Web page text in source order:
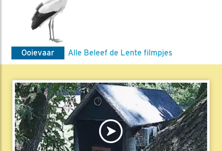
Ooievaar Alle Beleef de Lente filmpjes